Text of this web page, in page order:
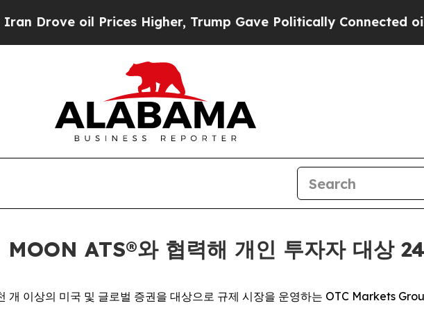
oil Prices Higher, Trump Gave Politically Connected oil
ATS®와 협력해 개인 투자자 대상
이상의 미국 및 글로벌 증권을 대상으로 규제 시장을 운영하는 OTC Markets